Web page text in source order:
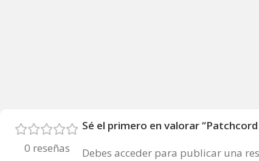
0 reseñas
Sé el primero en valorar
Debes acceder para publicar una